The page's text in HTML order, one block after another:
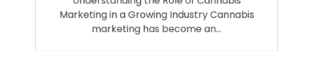
Understanding the Role of Cannabis
Marketing in a Growing Industry Cannabis